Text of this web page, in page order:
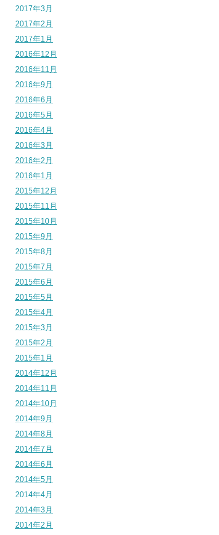
2017年3月
2017年2月
2017年1月
2016年12月
2016年11月
2016年9月
2016年6月
2016年5月
2016年4月
2016年3月
2016年2月
2016年1月
2015年12月
2015年11月
2015年10月
2015年9月
2015年8月
2015年7月
2015年6月
2015年5月
2015年4月
2015年3月
2015年2月
2015年1月
2014年12月
2014年11月
2014年10月
2014年9月
2014年8月
2014年7月
2014年6月
2014年5月
2014年4月
2014年3月
2014年2月